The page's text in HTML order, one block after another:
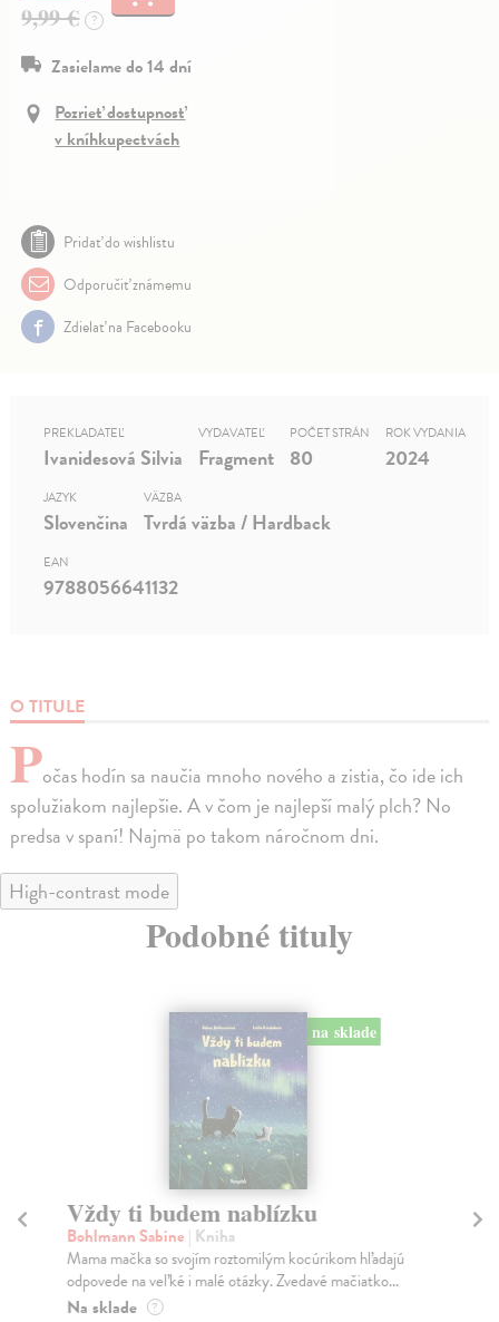
9,99 € ?
Zasielame do 14 dní
Pozrieť dostupnosť
v kníhkupectvách
Pridať do wishlistu
Odporučiť známemu
Zdielať na Facebooku
O TITULE
Počas hodín sa naučia mnoho nového a zistia, čo ide ich
spolužiakom najlepšie. A v čom je najlepší malý plch? No
predsa v spaní! Najmä po takom náročnom dni.
PREKLADATEĽ
Ivanidesová Silvia
VYDAVATEĽ
Fragment
POČET STRÁN
80
ROK VYDANIA
2024
JAZYK
Slovenčina
VÄZBA
Tvrdá väzba / Hardback
EAN
9788056641132
High-contrast mode
Podobné tituly
na sklade
Vždy ti budem nablízku
Bohlmann Sabine | Kniha
Mama mačka so svojím roztomilým kocúrikom hľadajú
odpovede na veľké i malé otázky. Zvedavé mačiatko...
Na sklade ?